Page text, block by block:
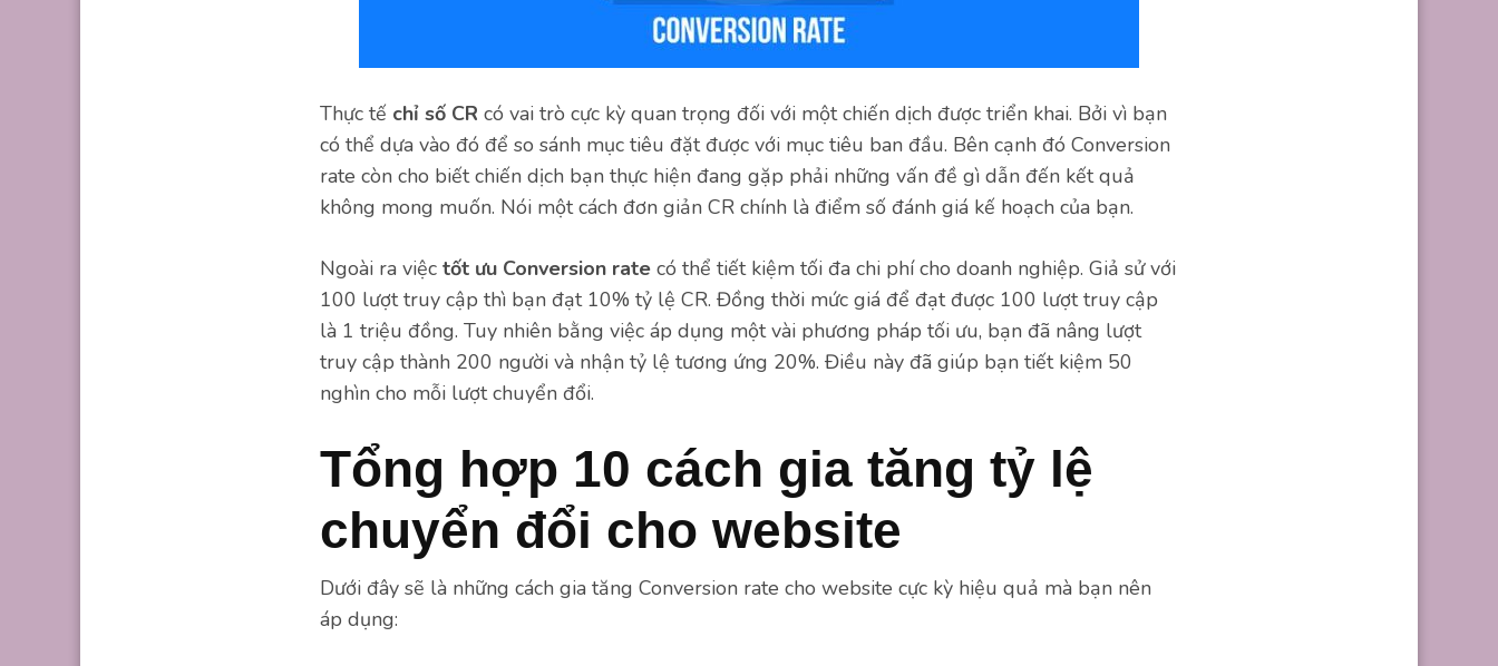
Thực tế chỉ số CR có vai trò cực kỳ quan trọng đối với một chiến dịch được triển khai. Bởi vì bạn
có thể dựa vào đó để so sánh mục tiêu đặt được với mục tiêu ban đầu. Bên cạnh đó Conversion
rate còn cho biết chiến dịch bạn thực hiện đang gặp phải những vấn đề gì dẫn đến kết quả
không mong muốn. Nói một cách đơn giản CR chính là điểm số đánh giá kế hoạch của bạn.
Ngoài ra việc tốt ưu Conversion rate có thể tiết kiệm tối đa chi phí cho doanh nghiệp. Giả sử với
100 lượt truy cập thì bạn đạt 10% tỷ lệ CR. Đồng thời mức giá để đạt được 100 lượt truy cập
là 1 triệu đồng. Tuy nhiên bằng việc áp dụng một vài phương pháp tối ưu, bạn đã nâng lượt
truy cập thành 200 người và nhận tỷ lệ tương ứng 20%. Điều này đã giúp bạn tiết kiệm 50
nghìn cho mỗi lượt chuyển đổi.
Tổng hợp 10 cách gia tăng tỷ lệ
chuyển đổi cho website
Dưới đây sẽ là những cách gia tăng Conversion rate cho website cực kỳ hiệu quả mà bạn nên
áp dụng: